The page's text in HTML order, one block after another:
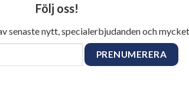
Följ oss!
senaste nytt, specialerbjudanden och